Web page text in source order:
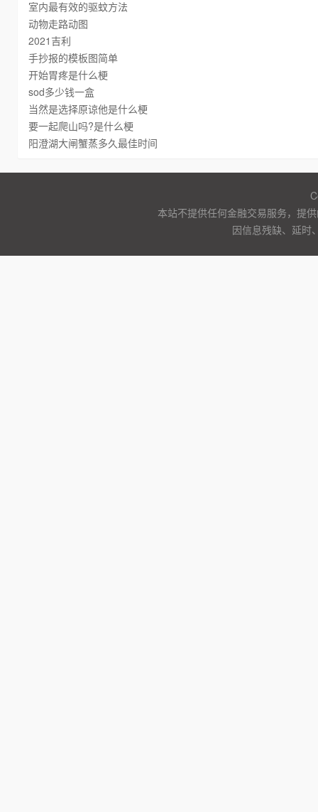
室内最有效的驱蚊方法
动物走路动图
2021吉利
手抄报的模板图简单
开始胃疼是什么梗
sod多少钱一盒
当然是选择原谅他是什么梗
要一起爬山吗?是什么梗
阳澄湖大闸蟹蒸多久最佳时间
本站不提供任何金融交易服务，提
因信息残缺、延时